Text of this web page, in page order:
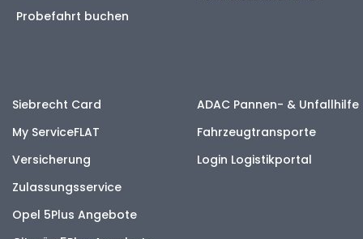
Probefahrt buchen
Siebrecht Card
My ServiceFLAT
Versicherung
Zulassungsservice
Opel 5Plus Angebote
ADAC Pannen- & Unfallhilfe
Fahrzeugtransporte
Login Logistikportal